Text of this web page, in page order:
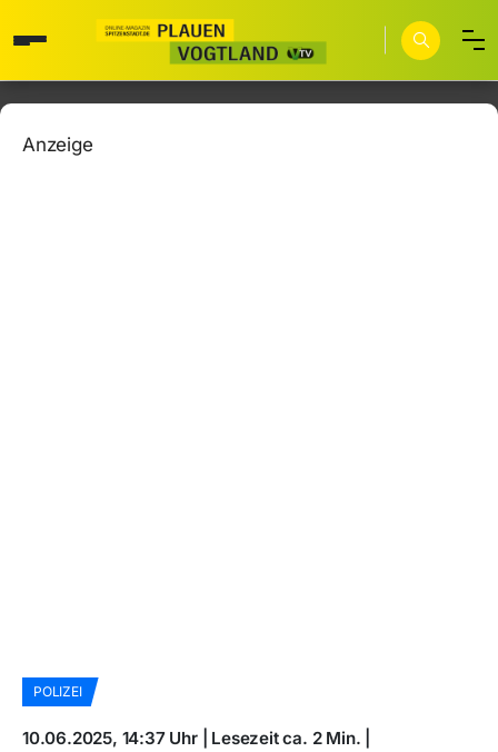
Anzeige
POLIZEI
10.06.2025, 14:37 Uhr | Lesezeit ca. 2 Min. |